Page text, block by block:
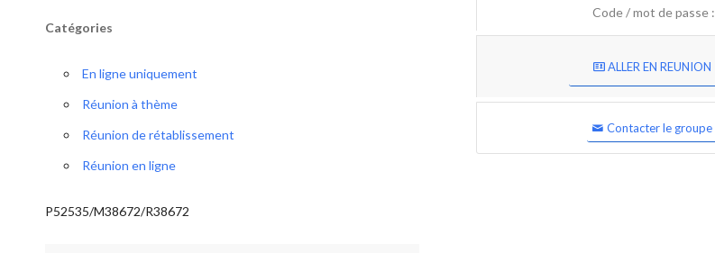
Catégories
En ligne uniquement
Réunion à thème
Réunion de rétablissement
Réunion en ligne
P52535/M38672/R38672
Code / mot de passe :
ALLER EN REUNION
Contacter le groupe